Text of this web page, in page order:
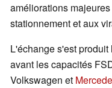
améliorations
stationnement et aux
L'échange s'est
avant les capacités
Volkswagen et